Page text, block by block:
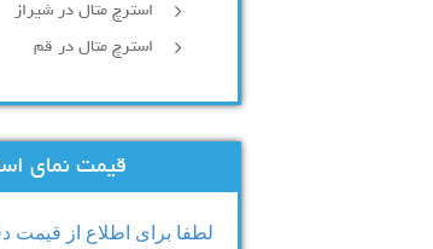
استرچ متال در شیراز
استرچ متال در قم
قیمت نمای
لطفا برای اطلاع از قیمت